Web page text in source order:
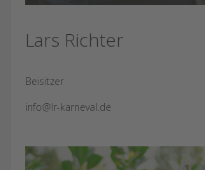
Lars Richter
Beisitzer
info@lr-karneval.de